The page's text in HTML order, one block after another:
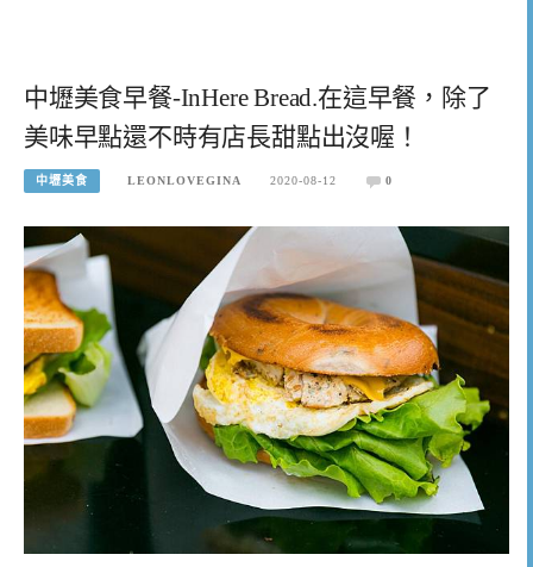
中壢美食早餐-InHere Bread.在這早餐，除了
美味早點還不時有店長甜點出沒喔！
中壢美食 LEONLOVEGINA 2020-08-12 0